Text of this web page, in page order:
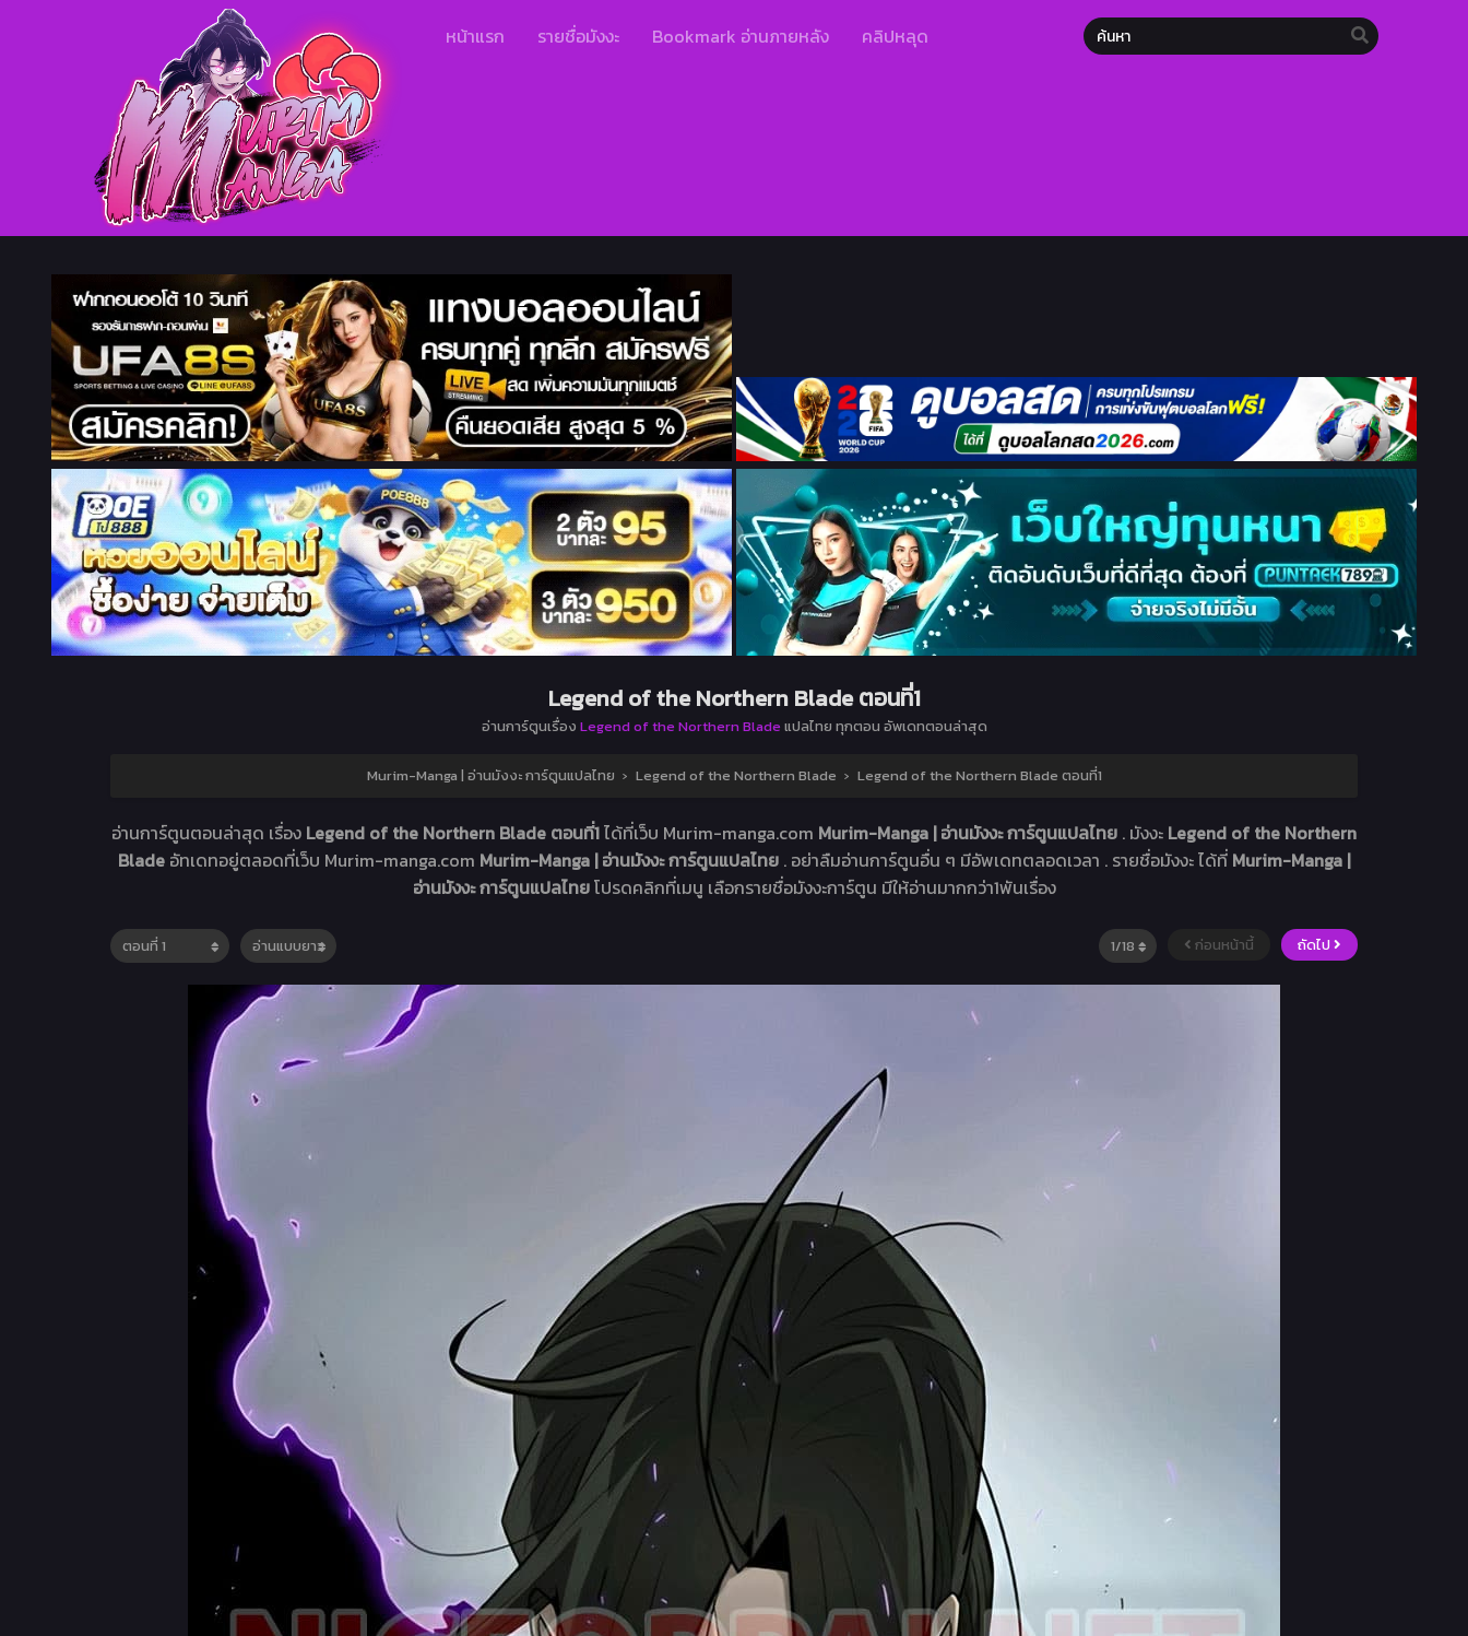
หน้าแรก รายชื่อมังงะ Bookmark อ่านภายหลัง คลิปหลุด
Legend of the Northern Blade ตอนที่1
อ่านการ์ตูนเรื่อง Legend of the Northern Blade แปลไทย ทุกตอน อัพเดทตอนล่าสุด
Murim-Manga | อ่านมังงะ การ์ตูนแปลไทย › Legend of the Northern Blade › Legend of the Northern Blade ตอนที่1
อ่านการ์ตูนตอนล่าสุด เรื่อง Legend of the Northern Blade ตอนที่1ได้ที่เว็บ Murim-manga.com Murim-Manga | อ่านมังงะ การ์ตูนแปลไทย . มังงะ Legend of the Northern
Blade อัทเดทอยู่ตลอดที่เว็บ Murim-manga.com Murim-Manga | อ่านมังงะ การ์ตูนแปลไทย . อย่าลืมอ่านการ์ตูนอื่น ๆ มีอัพเดทตลอดเวลา . รายชื่อมังงะ ได้ที่ Murim-Manga |
อ่านมังงะ การ์ตูนแปลไทยโปรดคลิกที่เมนู เลือกรายชื่อมังงะการ์ตูน มีให้อ่านมากกว่า1พันเรื่อง
ก่อนหน้านี้ ถัดไป